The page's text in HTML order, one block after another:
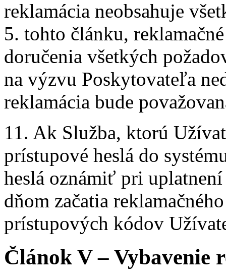
reklamácia neobsahuje
5. tohto článku,
doručenia všetkých
na výzvu Poskytovateľa
reklamácia bude
11. Ak Služba, ktorú
prístupové heslá do
heslá oznámiť pri
dňom začatia
prístupových kódov
Článok V – Vybavenie